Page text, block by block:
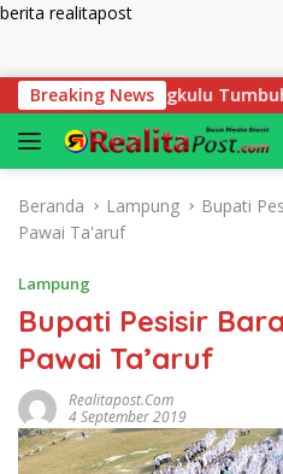
berita realitapost
Breaking News
Bengkulu Tumbuh Pesat,
Beranda Lampung
Bupati
Pawai Ta'aruf
Lampung
Bupati Pesisir
Pawai Ta’aruf
Realitapost.com
4 September 2019